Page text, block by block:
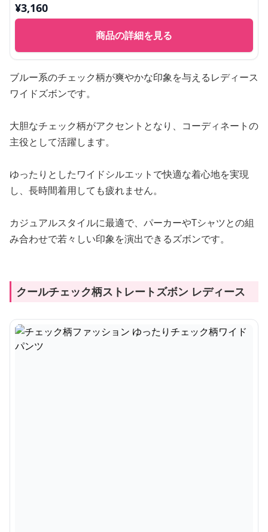
¥3,160
商品の詳細を見る
ブルー系のチェック柄が爽やかな印象を与えるレディース
ワイドズボンです。
大胆なチェック柄がアクセントとなり、コーディネートの
主役として活躍します。
ゆったりとしたワイドシルエットで快適な着心地を実現
し、長時間着用しても疲れません。
カジュアルスタイルに最適で、パーカーやTシャツとの組
み合わせで若々しい印象を演出できるズボンです。
クールチェック柄ストレートズボン レディース